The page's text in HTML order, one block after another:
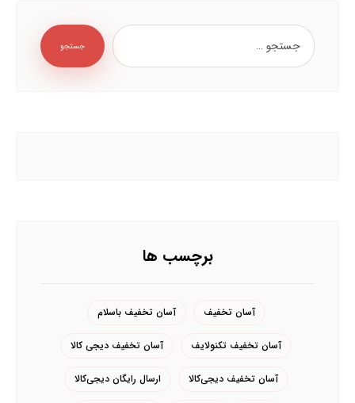
جستجو
برچسب ها
آسان تخفیف آسان تخفیف باسلام
آسان تخفیف تکنولایف آسان تخفیف دیجی کالا
آسان تخفیف دیجی‌کالا ارسال رایگان دیجی‌کالا